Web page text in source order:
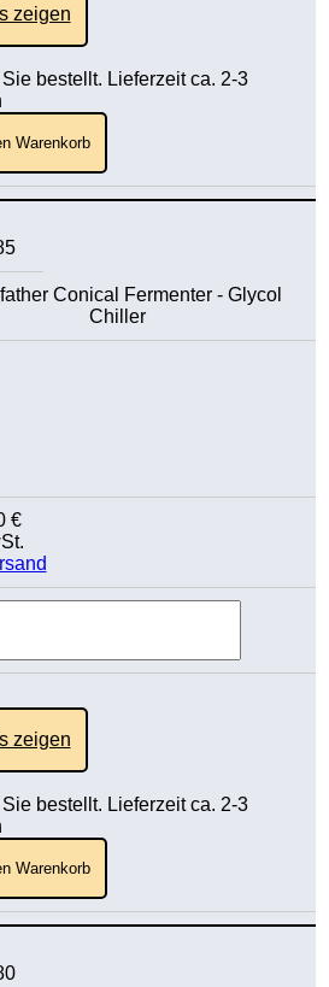
zeigen
bestellt. Lieferzeit ca. 2-3
Warenkorb
Conical Fermenter - Glycol
Chiller
€
zeigen
bestellt. Lieferzeit ca. 2-3
Warenkorb